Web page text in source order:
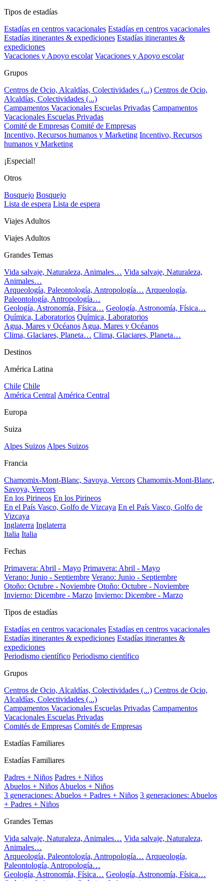
Tipos de estadías
Estadías en centros vacacionales Estadías en centros vacacionales
Estadías itinerantes & expediciones Estadías itinerantes &
expediciones
Vacaciones y Apoyo escolar Vacaciones y Apoyo escolar
Grupos
Centros de Ocio, Alcaldías, Colectividades (...) Centros de Ocio,
Alcaldías, Colectividades (...)
Campamentos Vacacionales Escuelas Privadas Campamentos
Vacacionales Escuelas Privadas
Comité de Empresas Comité de Empresas
Incentivo, Recursos humanos y Marketing Incentivo, Recursos
humanos y Marketing
¡Especial!
Otros
Bosquejo Bosquejo
Lista de espera Lista de espera
Viajes Adultos
Viajes Adultos
Grandes Temas
Vida salvaje, Naturaleza, Animales… Vida salvaje, Naturaleza,
Animales…
Arqueología, Paleontología, Antropología… Arqueología,
Paleontología, Antropología…
Geología, Astronomía, Física… Geología, Astronomía, Física…
Química, Laboratorios Química, Laboratorios
Agua, Mares y OcéanosAgua, Mares y Océanos
Clima, Glaciares, Planeta… Clima, Glaciares, Planeta…
Destinos
América Latina
Chile Chile
América CentralAmérica Central
Europa
Suiza
Alpes SuizosAlpes Suizos
Francia
Chamomix-Mont-Blanc, Savoya, Vercors Chamomix-Mont-Blanc,
Savoya, Vercors
En los Pirineos En los Pirineos
En el País Vasco, Golfo de Vizcaya En el País Vasco, Golfo de
Vizcaya
Inglaterra Inglaterra
Italia Italia
Fechas
Primavera: Abril - Mayo Primavera: Abril - Mayo
Verano: Junio - Septiembre Verano: Junio - Septiembre
Otoño: Octubre - Noviembre Otoño: Octubre - Noviembre
Invierno: Dicembre - Marzo Invierno: Dicembre - Marzo
Tipos de estadías
Estadías en centros vacacionales Estadías en centros vacacionales
Estadías itinerantes & expediciones Estadías itinerantes &
expediciones
Periodismo científico Periodismo científico
Grupos
Centros de Ocio, Alcaldías, Colectividades (...) Centros de Ocio,
Alcaldías, Colectividades (...)
Campamentos Vacacionales Escuelas Privadas Campamentos
Vacacionales Escuelas Privadas
Comités de Empresas Comités de Empresas
Estadías Familiares
Estadías Familiares
Padres + Niños Padres + Niños
Abuelos + NiñosAbuelos + Niños
3 generaciones: Abuelos + Padres + Niños 3 generaciones: Abuelos
+ Padres + Niños
Grandes Temas
Vida salvaje, Naturaleza, Animales… Vida salvaje, Naturaleza,
Animales…
Arqueología, Paleontología, Antropología… Arqueología,
Paleontología, Antropología…
Geología, Astronomía, Física… Geología, Astronomía, Física…